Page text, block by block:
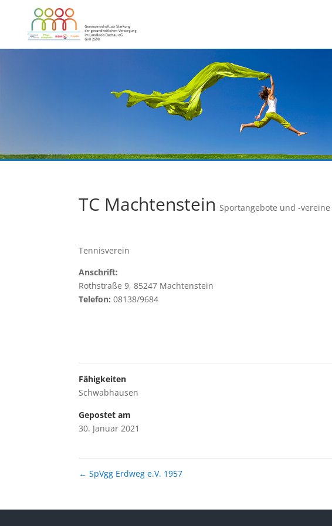
TC Machtenstein Sportangebote und -vereine
Tennisverein
Anschrift:
Rothstraße 9, 85247 Machtenstein
Telefon: 08138/9684
Fähigkeiten
Schwabhausen
Gepostet am
30. Januar 2021
← SpVgg Erdweg e.V. 1957